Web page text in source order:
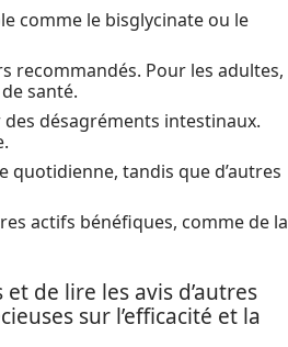
comme le bisglycinate ou le
recommandés. Pour les adultes,
santé.
désagréments intestinaux.
quotidienne, tandis que d’autres
actifs bénéfiques, comme de la
de lire les avis d’autres
sur l’efficacité et la